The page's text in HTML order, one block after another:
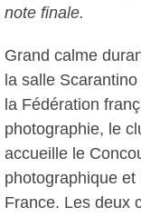
note finale.
Grand calme
la salle
la Fédération
photographie, le
accueille le
photographique et
France. Les deux